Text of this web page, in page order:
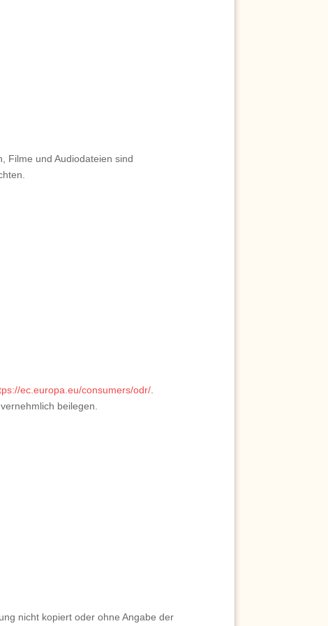
Filme und Audiodateien sind
ec.europa.eu/consumers/odr/
beilegen.
nicht kopiert oder ohne Angabe der